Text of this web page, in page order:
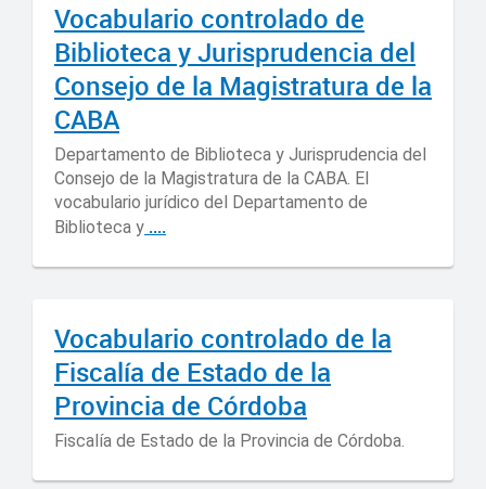
Vocabulario controlado de
Biblioteca y Jurisprudencia del
Consejo de la Magistratura de la
CABA
Departamento de Biblioteca y Jurisprudencia del
Consejo de la Magistratura de la CABA. El
vocabulario jurídico del Departamento de
Biblioteca y ....
Vocabulario controlado de la
Fiscalía de Estado de la
Provincia de Córdoba
Fiscalía de Estado de la Provincia de Córdoba.